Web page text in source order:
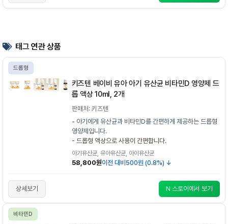
태그 연관 상품
드롭형
키즈텐 베이비 유아 아기 유산균 비타민D 영양제 드
롭 액상 10ml, 2개
판매처: 키즈텐
- 아기에게 유산균과 비타민D를 간편하게 제공하는 드롭형
영양제입니다.
- 드롭형 액상으로 사용이 간편합니다.
아기유산균, 유아유산균, 아이유산균
58,800원이전 대비 500원 (0.8%) ↓
상세보기 N 스토어에서 보기
비타민D